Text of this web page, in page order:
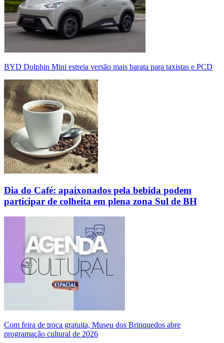
BYD Dolphin Mini estreia versão mais barata para taxistas e PCD
Dia do Café: apaixonados pela bebida podem
participar de colheita em plena zona Sul de BH
Com feira de troca gratuita, Museu dos Brinquedos abre
programação cultural de 2026